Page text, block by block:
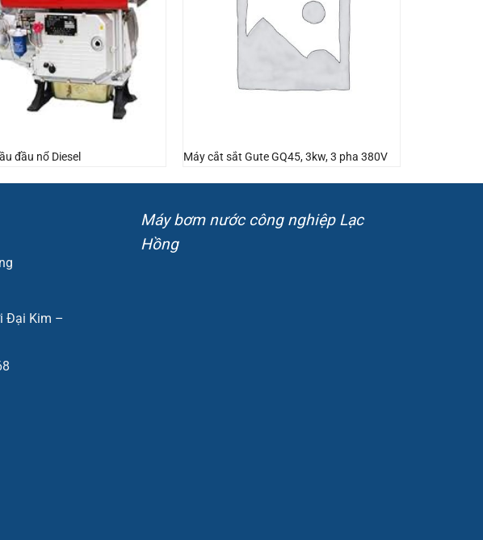
đầu nổ Diesel Máy cắt sắt Gute GQ45, 3kw, 3 pha 380V
Đại Kim –
Máy bơm nước công nghiệp Lạc
Hồng